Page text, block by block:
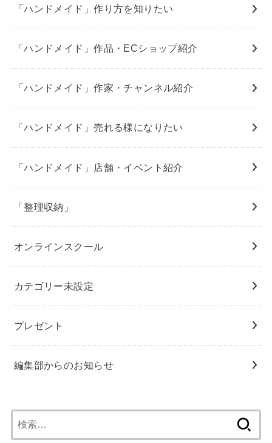
「ハンドメイド」作り方を知りたい
「ハンドメイド」作品・ECショップ紹介
「ハンドメイド」作家・チャンネル紹介
「ハンドメイド」売れる様になりたい
「ハンドメイド」店舗・イベント紹介
「整理収納」
オンラインスクール
カテゴリー未設定
プレゼント
編集部からのお知らせ
索: